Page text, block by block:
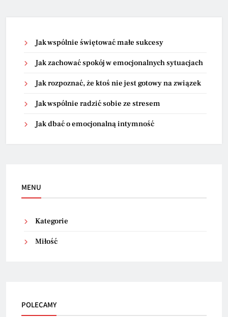
Jak wspólnie świętować małe sukcesy
Jak zachować spokój w emocjonalnych sytuacjach
Jak rozpoznać, że ktoś nie jest gotowy na związek
Jak wspólnie radzić sobie ze stresem
Jak dbać o emocjonalną intymność
MENU
Kategorie
Miłość
POLECAMY